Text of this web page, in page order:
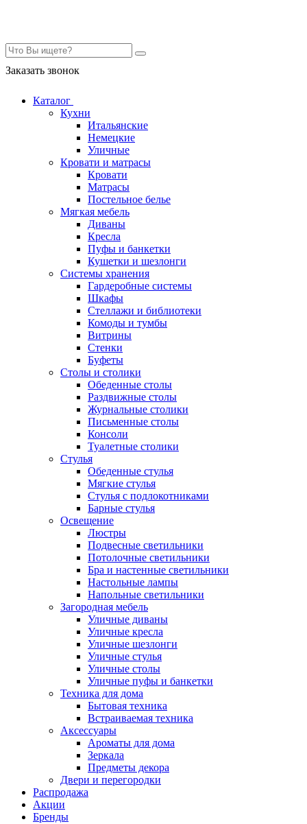
Заказать звонок
Каталог
Кухни
Итальянские
Немецкие
Уличные
Кровати и матрасы
Кровати
Матрасы
Постельное белье
Мягкая мебель
Диваны
Кресла
Пуфы и банкетки
Кушетки и шезлонги
Системы хранения
Гардеробные системы
Шкафы
Стеллажи и библиотеки
Комоды и тумбы
Витрины
Стенки
Буфеты
Столы и столики
Обеденные столы
Раздвижные столы
Журнальные столики
Письменные столы
Консоли
Туалетные столики
Стулья
Обеденные стулья
Мягкие стулья
Стулья с подлокотниками
Барные стулья
Освещение
Люстры
Подвесные светильники
Потолочные светильники
Бра и настенные светильники
Настольные лампы
Напольные светильники
Загородная мебель
Уличные диваны
Уличные кресла
Уличные шезлонги
Уличные стулья
Уличные столы
Уличные пуфы и банкетки
Техника для дома
Бытовая техника
Встраиваемая техника
Аксессуары
Ароматы для дома
Зеркала
Предметы декора
Двери и перегородки
Распродажа
Акции
Бренды